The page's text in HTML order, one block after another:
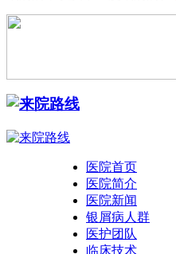
医院首页
医院简介
医院新闻
银屑病人群
医护团队
临床技术